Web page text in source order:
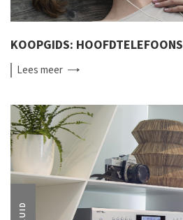
KOOPGIDS: HOOFDTELEFOONS
Leesmeer